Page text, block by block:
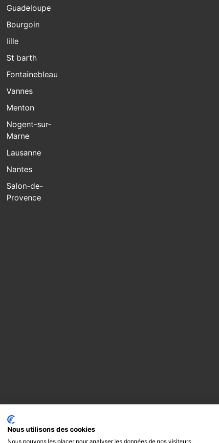
Guadeloupe
Bourgoin
lille
St barth
Fontainebleau
Vannes
Menton
Nogent-sur-
Marne
Lausanne
Nantes
Salon-de-
Provence
Nous utilisons des cookies
Nous pouvons les placer pour analyser les données de nos visiteurs,